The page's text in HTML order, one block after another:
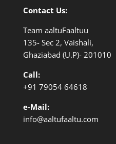
Contact Us:
Team aaltuFaaltuu
135- Sec 2, Vaishali,
Ghaziabad (U.P)- 201010
Call:
+91 79054 64618
e-Mail:
info@aaltufaaltu.com